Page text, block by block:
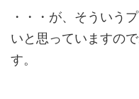
・・・が、そういう
いと思っていますの
す。